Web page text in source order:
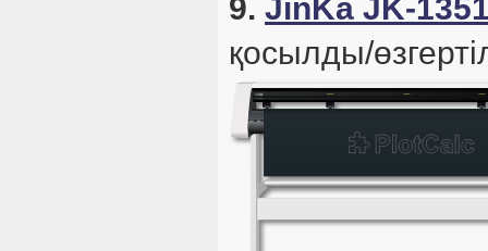
9. JinKa JK-
қосылды/